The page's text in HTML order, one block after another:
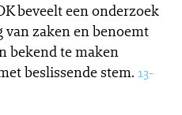
beveelt een onderzoek
van zaken en benoemt
bekend te maken
beslissende stem. 13-